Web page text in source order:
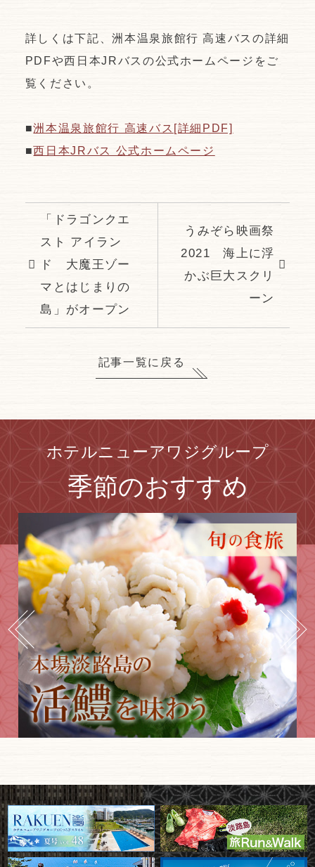
詳しくは下記、洲本温泉旅館行 高速バスの詳細
PDFや西日本JRバスの公式ホームページをご
覧ください。
■洲本温泉旅館行 高速バス[詳細PDF]
■西日本JRバス 公式ホームページ
「ドラゴンクエ
スト アイラン
ド 大魔王ゾー
マとはじまりの
島」がオープン
うみぞら映画祭
2021 海上に浮
かぶ巨大スクリ
ーン
記事一覧に戻る
ホテルニューアワジグループ
季節のおすすめ